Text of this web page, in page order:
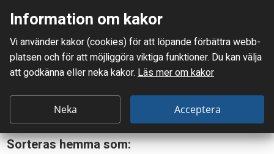
Mellanskånes Renhållnings AB
Du är här: Mjölkpaket, kartong
M
ö
Mjölkpaket, kartong
Sorteras hemma som:
Information om kakor
Vi använder kakor (cookies) för att löpande förbättra webb­
platsen och för att möjlig­göra viktiga funktioner. Du kan välja
att godkänna eller neka kakor. Läs mer om kakor
Neka Acceptera